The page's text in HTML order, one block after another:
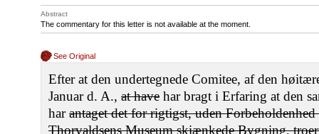
Abstract
The commentary for this letter is not available at the moment.
See Original
Efter at den undertegnede Comitee, af den
Januar d. A., at have har bragt i Erfaring at den
harantaget det for rigtigst, uden
Thorvaldsens Museum skiænkede Bygning,